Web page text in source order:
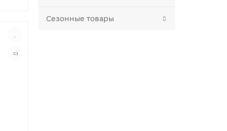
Сезонные товары